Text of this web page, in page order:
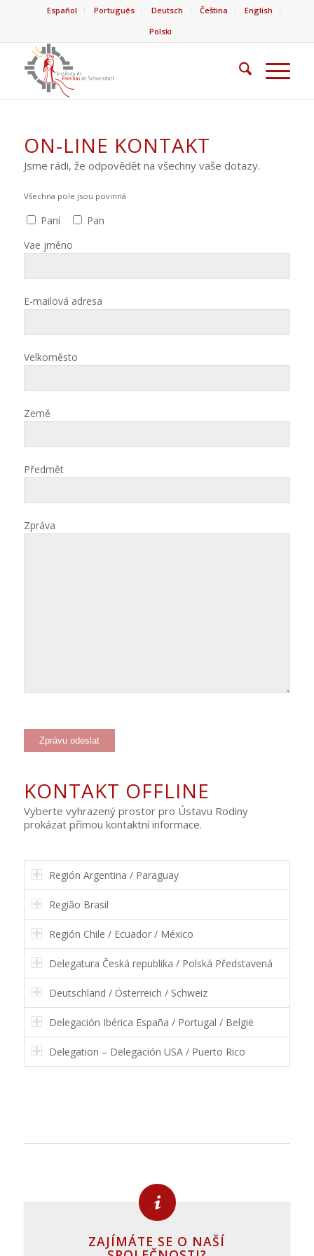
Español Português Deutsch Čeština
English
Polski
ON-LINE KONTAKT
Jsme rádi, že odpovědět na všechny vaše dotazy.
Všechna pole jsou povinná
Paní
Pan
Vae jméno
E-mailová adresa
Velkoměsto
Země
Předmět
Zpráva
KONTAKT OFFLINE
Vyberte vyhrazený prostor pro Ústavu Rodiny
prokázat přímou kontaktní informace.
Región Argentina / Paraguay
Região Brasil
Región Chile / Ecuador / México
Delegatura Česká republika / Polská Představená
Deutschland / Österreich / Schweiz
Delegación Ibérica España / Portugal / België
Delegation – Delegación USA / Puerto Rico
ZAJÍMÁTE SE O NAŠÍ